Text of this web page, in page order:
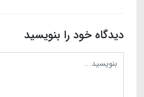
دیدگاه خود را بنویسید